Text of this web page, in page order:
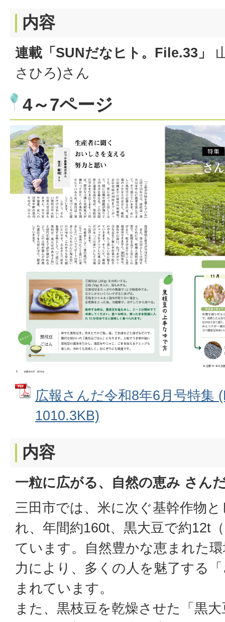
内容
連載「SUNだなヒト。File.33」
さひろ)さん
4～7ページ
広報さんだ令和8年6月号特集
1010.3KB)
内容
一粒に広がる、自然の恵み さん
三田市では、米に次ぐ基幹作物
れ、年間約160t、黒大豆で約12t
ています。自然豊かな恵まれた
力により、多くの人を魅了する
まれています。
また、黒枝豆を乾燥させた「黒